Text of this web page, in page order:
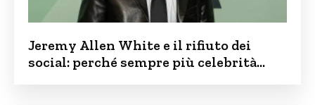
Jeremy Allen White e il rifiuto dei
social: perché sempre più celebrità